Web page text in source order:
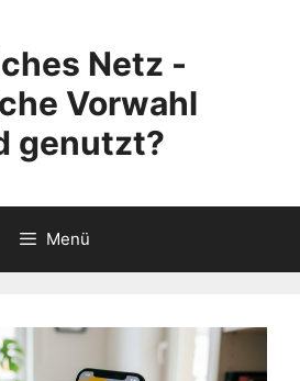
Netz -
Vorwahl
genutzt?
Menü